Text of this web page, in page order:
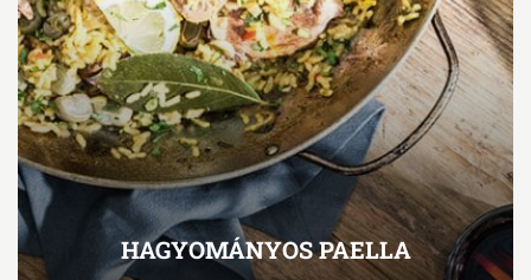
HAGYOMÁNYOS PAELLA